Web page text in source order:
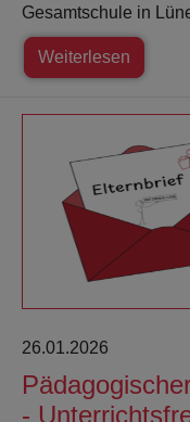
Gesamtschule in
Weiterlesen
26.01.2026
-